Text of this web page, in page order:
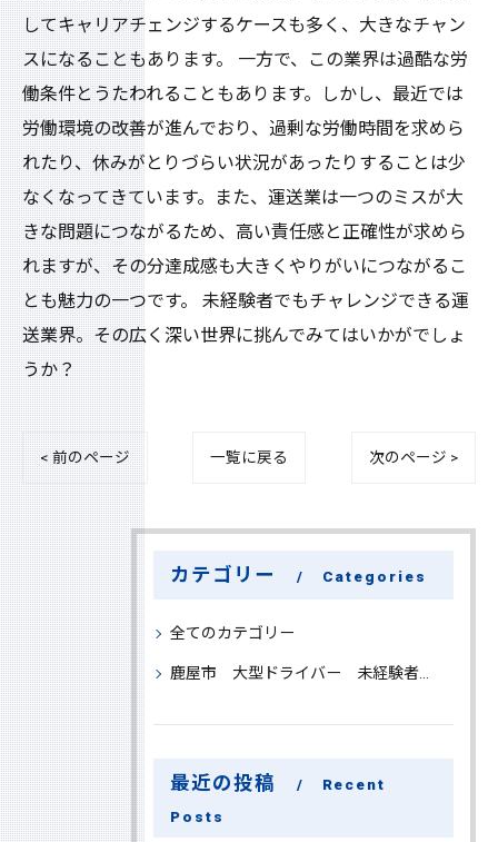
してキャリアチェンジするケースも多く、大きなチャン
スになることもあります。 一方で、この業界は過酷な労
働条件とうたわれることもあります。しかし、最近では
労働環境の改善が進んでおり、過剰な労働時間を求めら
れたり、休みがとりづらい状況があったりすることは少
なくなってきています。また、運送業は一つのミスが大
きな問題につながるため、高い責任感と正確性が求めら
れますが、その分達成感も大きくやりがいにつながるこ
とも魅力の一つです。 未経験者でもチャレンジできる運
送業界。その広く深い世界に挑んでみてはいかがでしょ
うか？
< 前のページ 一覧に戻る 次のページ >
カテゴリー Categories
全てのカテゴリー
鹿屋市 大型ドライバー 未経験者 大募集
最近の投稿
Recent
Posts